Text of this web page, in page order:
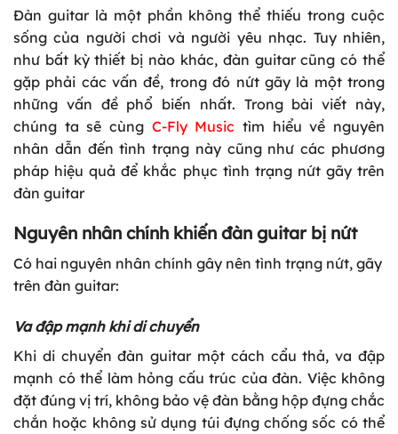
Đàn guitar là một phần không thể thiếu trong cuộc
sống của người chơi và người yêu nhạc. Tuy nhiên,
như bất kỳ thiết bị nào khác, đàn guitar cũng có thể
gặp phải các vấn đề, trong đó nứt gãy là một trong
những vấn đề phổ biến nhất. Trong bài viết này,
chúng ta sẽ cùng C-Fly Music tìm hiểu về nguyên
nhân dẫn đến tình trạng này cũng như các phương
pháp hiệu quả để khắc phục tình trạng nứt gãy trên
đàn guitar
Nguyên nhân chính khiến đàn guitar bị nứt
Có hai nguyên nhân chính gây nên tình trạng nứt, gãy
trên đàn guitar:
Va đập mạnh khi di chuyển
Khi di chuyển đàn guitar một cách cẩu thả, va đập
mạnh có thể làm hỏng cấu trúc của đàn. Việc không
đặt đúng vị trí, không bảo vệ đàn bằng hộp đựng chắc
chắn hoặc không sử dụng túi đựng chống sốc có thể